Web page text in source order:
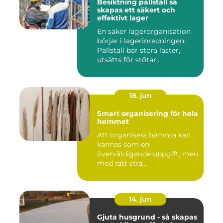
Besiktning pallställ så
skapas ett säkert och
effektivt lager
En säker lagerorganisation
börjar i lagerinredningen.
Pallställ bär stora laster,
utsätts för stötar...
18. jun
Smart organisering för hela
hemmet
Att organisera hemma kan
kännas som en
överväldigande uppgift, men
med rätt stra...
14. jun
Gjuta husgrund - så skapas